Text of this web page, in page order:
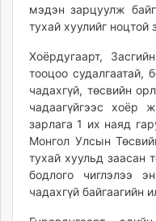
мэдэн зарцуулж
тухай хуулийг ноцтой
Хоёрдугаарт,
тооцоо судалгаатай,
чадахгүй, төсвийн
чадаагүйгээс хоёр
зарлага 1 их наяд
Монгол Улсын
тухай хуульд заасан
бодлого чиглэлээ
чадахгүй байгаагийн